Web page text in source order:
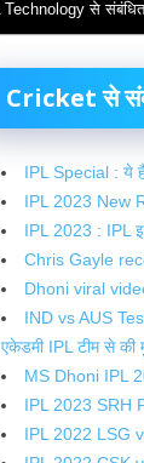
Technology से
Cricket से
IPL Special : ये
IPL 2023 New
IPL 2023 : IPL
Chris Gayle
Dhoni viral video
IND vs AUS
एकेडमी IPL टीम से की
MS Dhoni IPL
IPL 2023 SRH
IPL 2022 LSG